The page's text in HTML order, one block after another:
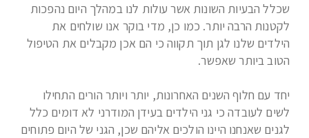
שכלל הבעיות השונות אשר עולות לנו במהלך היום נהפכות
לקטנות הרבה יותר. כמו כן, מדי בוקר אנו שולחים את
הילדים שלנו לגן תוך תקווה כי הם אכן מקבלים את הטיפול
הטוב ביותר שאפשר.
יחד עם חלוף השנים האחרונות, יותר ויותר הורים התחילו
לשים לעובדה כי גני הילדים בעידן המודרני לא דומים כלל
לגנים שאנחנו היינו הולכים אליהם שכן, הגני של היום פתוחים